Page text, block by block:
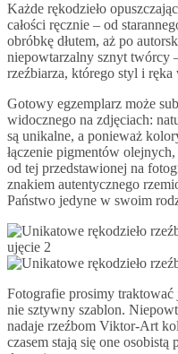
Każde rękodzieło
całości ręcznie – od
obróbkę dłutem, aż po
niepowtarzalny sznyt twórcy
rzeźbiarza, którego styl i
Gotowy egzemplarz może
widocznego na zdjęciach:
są unikalne, a ponieważ
łączenie pigmentów
od tej przedstawionej na
znakiem autentycznego
Państwo jedyne w swoim
Fotografie prosimy
nie sztywny szablon.
nadaje rzeźbom Viktor-Art
czasem stają się one